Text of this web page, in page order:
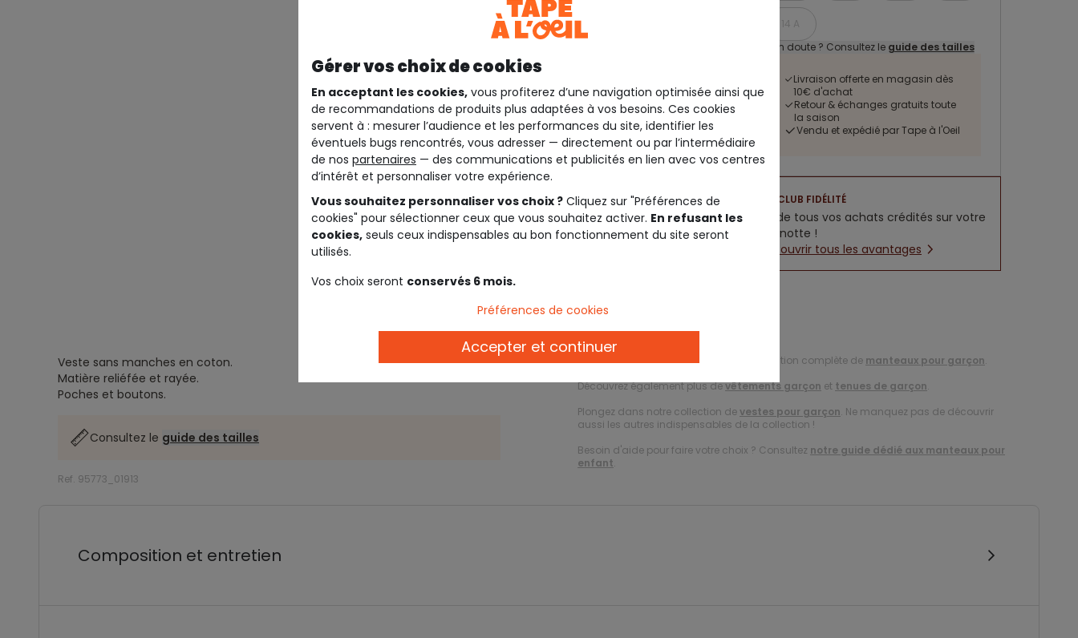
14 A
Un doute ? Consultez le guide des tailles
Livraison offerte en magasin dès
10€ d'achat
Retour & échanges gratuits toute
la saison
Vendu et expédié par Tape à l'Oeil
CLUB FIDÉLITÉ
5% de tous vos achats crédités sur votre
cagnotte !
Découvrir tous les avantages
Description
Veste sans manches en coton.
Matière reliéfée et rayée.
Poches et boutons.
Consultez le guide des tailles
Ref. 95773_01913
Retrouvez plus de choix dans notre collection complète de manteaux pour garçon.
Découvrez également plus devêtements garçon et tenues de garçon.
Plongez dans notre collection devestes pour garçon. Ne manquez pas de découvrir
aussi les autres indispensables de la collection !
Besoin d'aide pour faire votre choix ? Consultez notre guide dédié aux manteaux pour
enfant.
Composition et entretien
Gérer vos choix de cookies
En acceptant les cookies, vous profiterez d’une navigation optimisée ainsi que
de recommandations de produits plus adaptées à vos besoins. Ces cookies
servent à : mesurer l’audience et les performances du site, identifier les
éventuels bugs rencontrés, vous adresser — directement ou par l’intermédiaire
de nos partenaires — des communications et publicités en lien avec vos centres
d’intérêt et personnaliser votre expérience.
Vous souhaitez personnaliser vos choix ? Cliquez sur "Préférences de
cookies" pour sélectionner ceux que vous souhaitez activer. En refusant les
cookies, seuls ceux indispensables au bon fonctionnement du site seront
utilisés.
Vos choix seront conservés 6 mois.
Préférences de cookies
Accepter et continuer